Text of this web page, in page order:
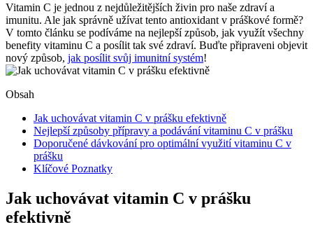
Vitamin C je jednou z nejdůležitějších živin pro naše zdraví a
imunitu. Ale jak správně užívat tento antioxidant v práškové formě?
V tomto článku se podíváme na nejlepší způsob, jak využít všechny
benefity vitaminu C a posílit tak své zdraví. Buďte připraveni objevit
nový způsob, jak posílit svůj imunitní systém!
Obsah
Jak uchovávat vitamin C v prášku efektivně
Nejlepší způsoby přípravy a podávání vitaminu C v prášku
Doporučené dávkování pro optimální využití vitaminu C v
prášku
Klíčové Poznatky
Jak uchovávat vitamin C v prášku
efektivně